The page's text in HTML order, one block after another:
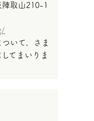
陣取山210-1
いて、さま
てまいりま